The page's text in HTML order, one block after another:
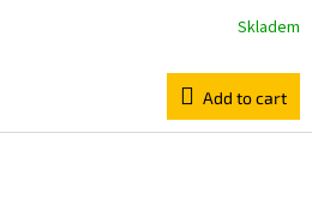
Skladem
Add to cart